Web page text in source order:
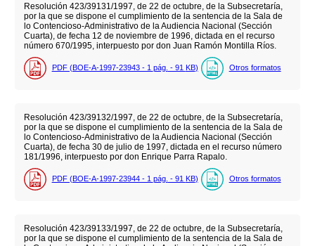
Resolución 423/39131/1997, de 22 de octubre, de la Subsecretaría,
por la que se dispone el cumplimiento de la sentencia de la Sala de
lo Contencioso-Administrativo de la Audiencia Nacional (Sección
Cuarta), de fecha 12 de noviembre de 1996, dictada en el recurso
número 670/1995, interpuesto por don Juan Ramón Montilla Ríos.
PDF (BOE-A-1997-23943 - 1 pág. - 91 KB) Otros formatos
Resolución 423/39132/1997, de 22 de octubre, de la Subsecretaría,
por la que se dispone el cumplimiento de la sentencia de la Sala de
lo Contencioso-Administrativo de la Audiencia Nacional (Sección
Cuarta), de fecha 30 de julio de 1997, dictada en el recurso número
181/1996, interpuesto por don Enrique Parra Rapalo.
PDF (BOE-A-1997-23944 - 1 pág. - 91 KB) Otros formatos
Resolución 423/39133/1997, de 22 de octubre, de la Subsecretaría,
por la que se dispone el cumplimiento de la sentencia de la Sala de